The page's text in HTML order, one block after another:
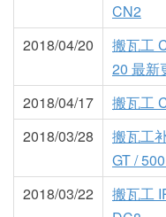
CN2
2018/04/20
搬瓦工
20 最新
2018/04/17
搬瓦工
2018/03/28
搬瓦工
GT /
2018/03/22
搬瓦工